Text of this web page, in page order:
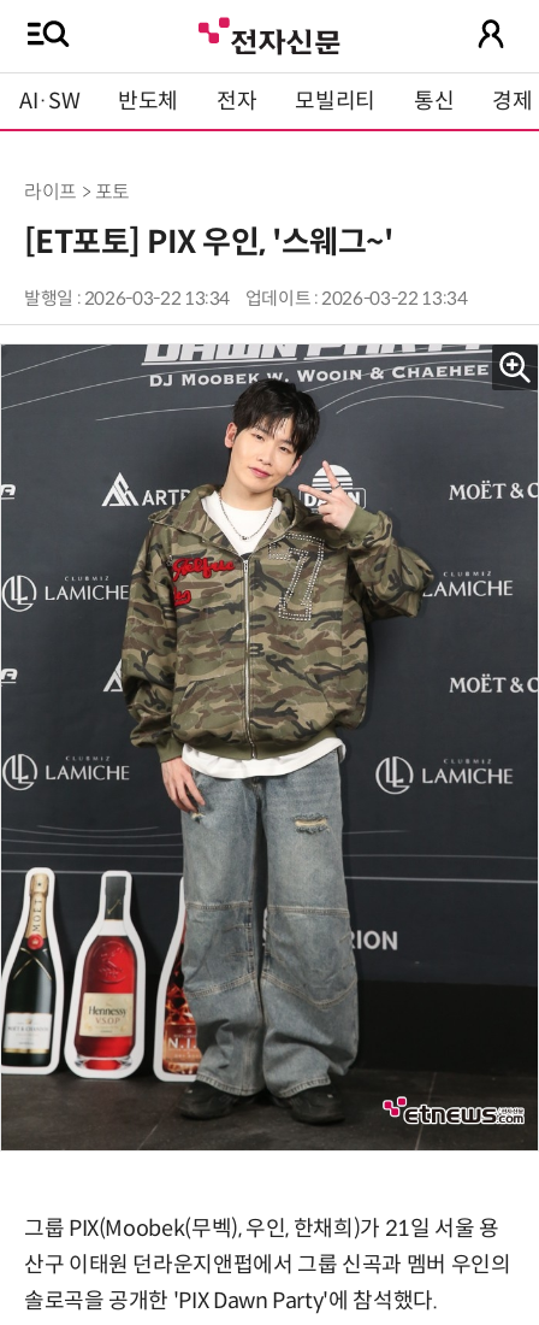
AI·SW 반도체 전자 모빌리티 통신 경제
라이프 > 포토
[ET포토] PIX 우인, '스웨그~'
발행일 : 2026-03-22 13:34 업데이트 : 2026-03-22 13:34
그룹 PIX(Moobek(무벡), 우인, 한채희)가 21일 서울 용
산구 이태원 던라운지앤펍에서 그룹 신곡과 멤버 우인의
솔로곡을 공개한 'PIX Dawn Party'에 참석했다.